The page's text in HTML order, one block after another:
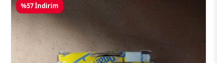
%57 İndirim